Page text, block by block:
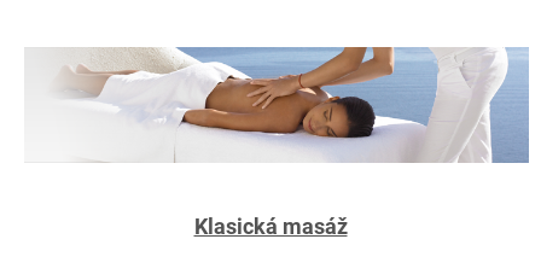
Klasická masáž